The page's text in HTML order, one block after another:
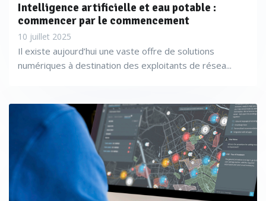
Intelligence artificielle et eau potable :
commencer par le commencement
10 juillet 2025
Il existe aujourd’hui une vaste offre de solutions
numériques à destination des exploitants de résea...